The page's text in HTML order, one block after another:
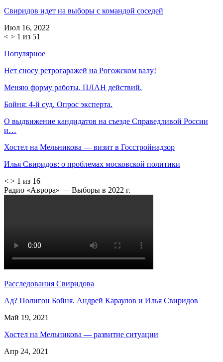
Свиридов идет на выборы с командой соседей
Июл 16, 2022
< > 1 из 51
Популярное
Нет сносу ретрогаражей на Рогожском валу!
Меняю форму работы. ПЛАН действий.
Бойня: 4-й суд. Опрос эксперта.
О выдвижение кандидатов на съезде Справедливой России
и…
Хостел на Мельникова — визит в Госстройнадзор
Илья Свиридов: о проблемах московской политики
< > 1 из 16
Радио «Аврора» — Выборы в 2022 г.
Расследования Свиридова
Ад? Полигон Бойня. Андрей Караулов и Илья Свиридов
Май 19, 2021
Хостел на Мельникова — развитие ситуации
Апр 24, 2021